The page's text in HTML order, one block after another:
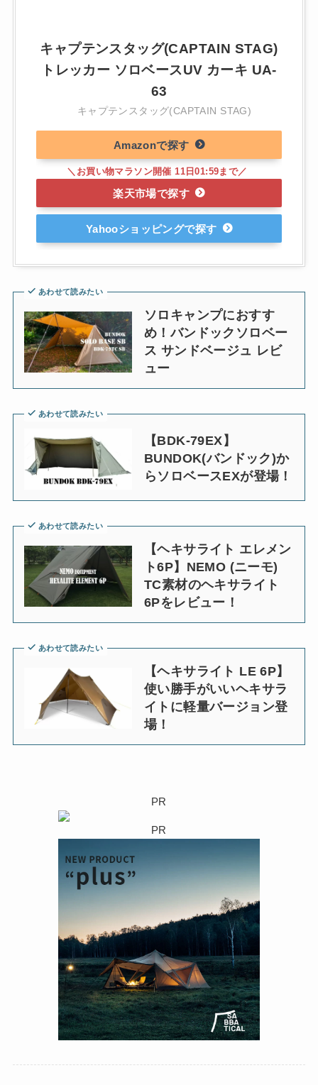
キャプテンスタッグ(CAPTAIN STAG)
トレッカー ソロベースUV カーキ UA-
63
キャプテンスタッグ(CAPTAIN STAG)
Amazon
楽天市場
Yahooショッピング
あわせて読みたい
ソロキャンプにおすす
め！バンドックソロベー
ス サンドベージュ レビ
ュー
あわせて読みたい
【BDK-79EX】
BUNDOK(バンドック)か
らソロベースEXが登場！
あわせて読みたい
【ヘキサライト エレメン
ト6P】NEMO (ニーモ)
TC素材のヘキサライト
6Pをレビュー！
あわせて読みたい
【ヘキサライト LE 6P】
使い勝手がいいヘキサラ
イトに軽量バージョン登
場！
PR
PR